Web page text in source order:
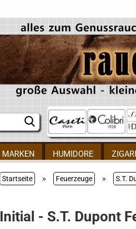
MARKEN HUMIDORE
Startseite » Feuerzeuge » S.T.
Initial - S.T. Dupont